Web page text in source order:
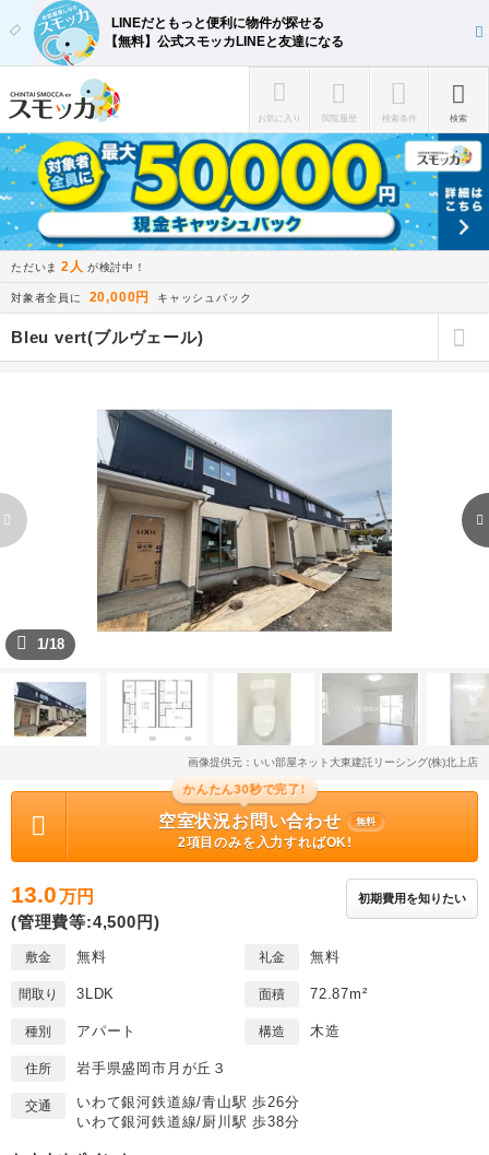
LINEだともっと便利に物件が探せる
【無料】公式スモッカLINEと友達になる
お気に入り 閲覧履歴 検索条件 検索
ただいま 2人 が検討中！
対象者全員に 20,000円 キャッシュバック
Bleu vert(ブルヴェール)
1/18
画像提供元：いい部屋ネット大東建託リーシング(株)北上店
かんたん30秒で完了!
空室状況お問い合わせ 無料
2項目のみを入力すればOK!
13.0万円
(管理費等:4,500円)
初期費用を知りたい
敷金 無料 礼金 無料
間取り 3LDK 面積 72.87m²
種別 アパート 構造 木造
住所 岩手県盛岡市月が丘３
交通
いわて銀河鉄道線/青山駅 歩26分
いわて銀河鉄道線/厨川駅 歩38分